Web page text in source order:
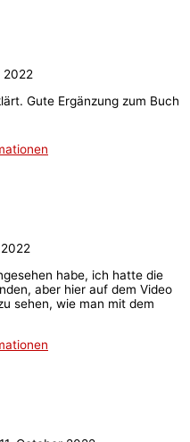
2022
Gute Ergänzung zum Buch
habe, ich hatte die
aber hier auf dem Video
sehen, wie man mit dem